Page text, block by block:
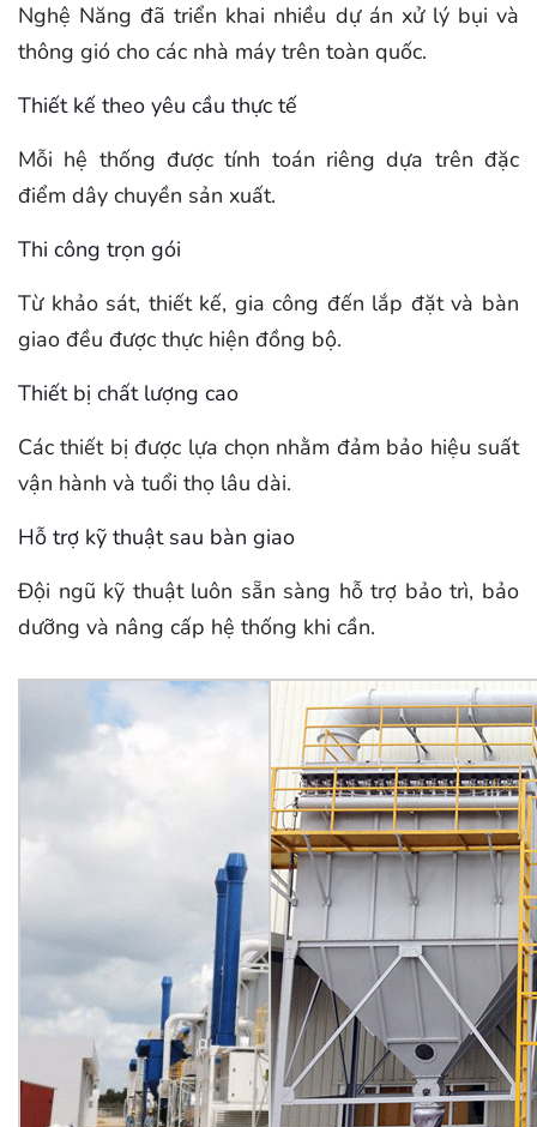
Nghệ Năng đã triển khai nhiều dự án xử lý bụi và
thông gió cho các nhà máy trên toàn quốc.
Thiết kế theo yêu cầu thực tế
Mỗi hệ thống được tính toán riêng dựa trên đặc
điểm dây chuyền sản xuất.
Thi công trọn gói
Từ khảo sát, thiết kế, gia công đến lắp đặt và bàn
giao đều được thực hiện đồng bộ.
Thiết bị chất lượng cao
Các thiết bị được lựa chọn nhằm đảm bảo hiệu suất
vận hành và tuổi thọ lâu dài.
Hỗ trợ kỹ thuật sau bàn giao
Đội ngũ kỹ thuật luôn sẵn sàng hỗ trợ bảo trì, bảo
dưỡng và nâng cấp hệ thống khi cần.